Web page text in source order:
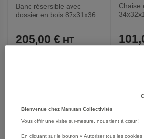
Banc résersible avec
dossier en bois 87x31x36
205,00 €
AUX
Chaise
Bienvenue chez Manutan Collectivités
Vous offrir une visite sur-mesure, nous tient à cœur !
En cliquant sur le bouton « Autoriser tous les cookies